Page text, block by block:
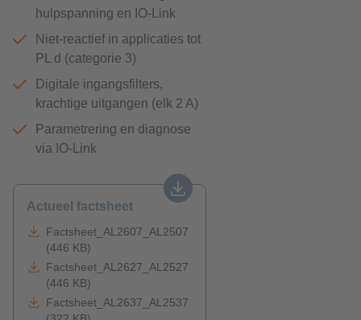
hulpspanning en IO-Link
Niet-reactief in applicaties tot
PL d (categorie 3)
Digitale ingangsfilters,
krachtige uitgangen (elk 2 A)
Parametrering en diagnose
via IO-Link
Actueel factsheet
Factsheet_AL2607_AL2507
(446 KB)
Factsheet_AL2627_AL2527
(446 KB)
Factsheet_AL2637_AL2537